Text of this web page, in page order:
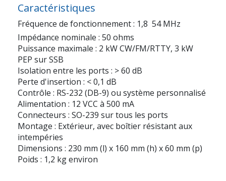
Caractéristiques
Fréquence de fonctionnement : 1,8  54 MHz
Impédance nominale : 50 ohms
Puissance maximale : 2 kW CW/FM/RTTY, 3 kW
PEP sur SSB
Isolation entre les ports : > 60 dB
Perte d'insertion : < 0,1 dB
Contrôle : RS-232 (DB-9) ou système personnalisé
Alimentation : 12 VCC à 500 mA
Connecteurs : SO-239 sur tous les ports
Montage : Extérieur, avec boîtier résistant aux
intempéries
Dimensions : 230 mm (l) x 160 mm (h) x 60 mm (p)
Poids : 1,2 kg environ